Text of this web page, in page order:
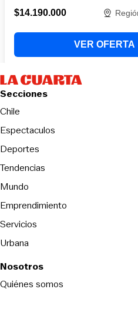
Secciones
Chile
Espectaculos
Deportes
Tendencias
Mundo
Emprendimiento
Servicios
Urbana
Nosotros
Quiénes somos